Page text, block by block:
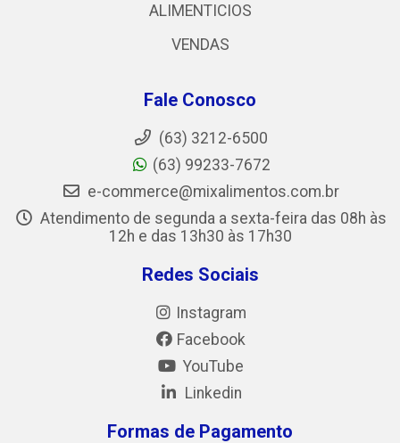
ALIMENTICIOS
VENDAS
Fale Conosco
(63) 3212-6500
(63) 99233-7672
e-commerce@mixalimentos.com.br
Atendimento de segunda a sexta-feira das 08h às
12h e das 13h30 às 17h30
Redes Sociais
Instagram
Facebook
YouTube
Linkedin
Formas de Pagamento